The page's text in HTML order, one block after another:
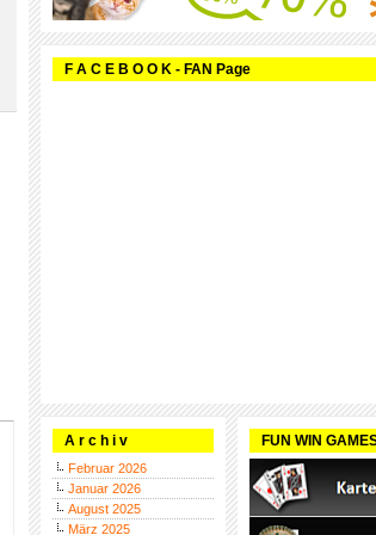
F A C E B O O K - FAN Page
A r c h i v
Februar 2026
Januar 2026
August 2025
März 2025
FUN WIN